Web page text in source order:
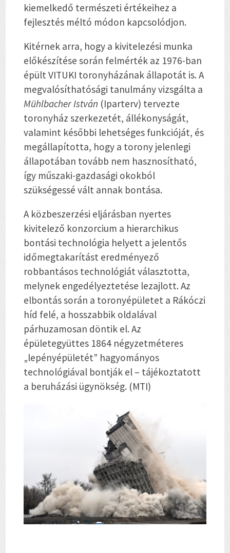
kiemelkedő természeti értékeihez a
fejlesztés méltó módon kapcsolódjon.
Kitérnek arra, hogy a kivitelezési munka
előkészítése során felmérték az 1976-ban
épült VITUKI toronyházának állapotát is. A
megvalósíthatósági tanulmány vizsgálta a
Mühlbacher István (Iparterv) tervezte
toronyház szerkezetét, állékonyságát,
valamint későbbi lehetséges funkcióját, és
megállapította, hogy a torony jelenlegi
állapotában tovább nem hasznosítható,
így műszaki-gazdasági okokból
szükségessé vált annak bontása.
A közbeszerzési eljárásban nyertes
kivitelező konzorcium a hierarchikus
bontási technológia helyett a jelentős
időmegtakarítást eredményező
robbantásos technológiát választotta,
melynek engedélyeztetése lezajlott. Az
elbontás során a toronyépületet a Rákóczi
híd felé, a hosszabbik oldalával
párhuzamosan döntik el. Az
épületegyüttes 1864 négyzetméteres
„lepényépületét” hagyományos
technológiával bontják el – tájékoztatott
a beruházási ügynökség. (MTI)